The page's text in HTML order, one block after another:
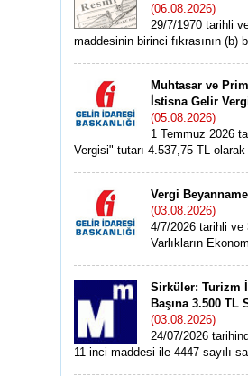
(06.08.2026)
29/7/1970 tarihli
maddesinin birinci fıkrasının (b)
Muhtasar ve
İstisna Gelir
(05.08.2026)
1 Temmuz 2026
Vergisi" tutarı 4.537,75 TL
Vergi
(03.08.2026)
4/7/2026 tarihli ve
Varlıkların
Sirküler: Turizm
Başına 3.500
(03.08.2026)
24/07/2026
11 inci maddesi ile 4447 sayılı